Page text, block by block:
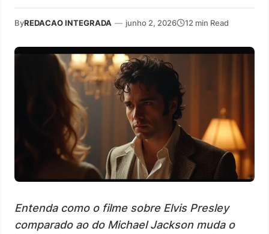
ByREDACAO INTEGRADA — junho 2, 2026 12 min Read
Entenda como o filme sobre Elvis Presley
comparado ao do Michael Jackson muda o